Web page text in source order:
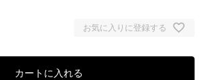
お気に入りに登録する
カートに入れる